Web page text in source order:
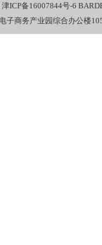
津ICP备16007844号-6
子商务产业园综合办公